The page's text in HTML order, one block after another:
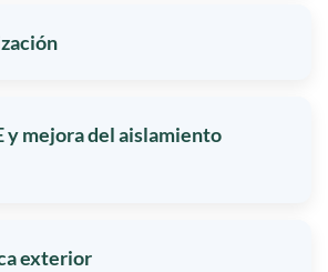
y mejora del aislamiento
exterior